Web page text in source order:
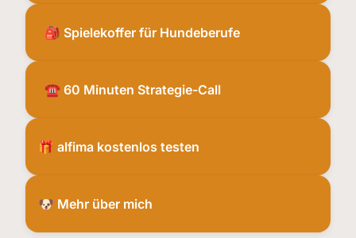
🎒 Spielekoffer für Hundeberufe
☎️ 60 Minuten Strategie-Call
🎁 alfima kostenlos testen
🐶 Mehr über mich